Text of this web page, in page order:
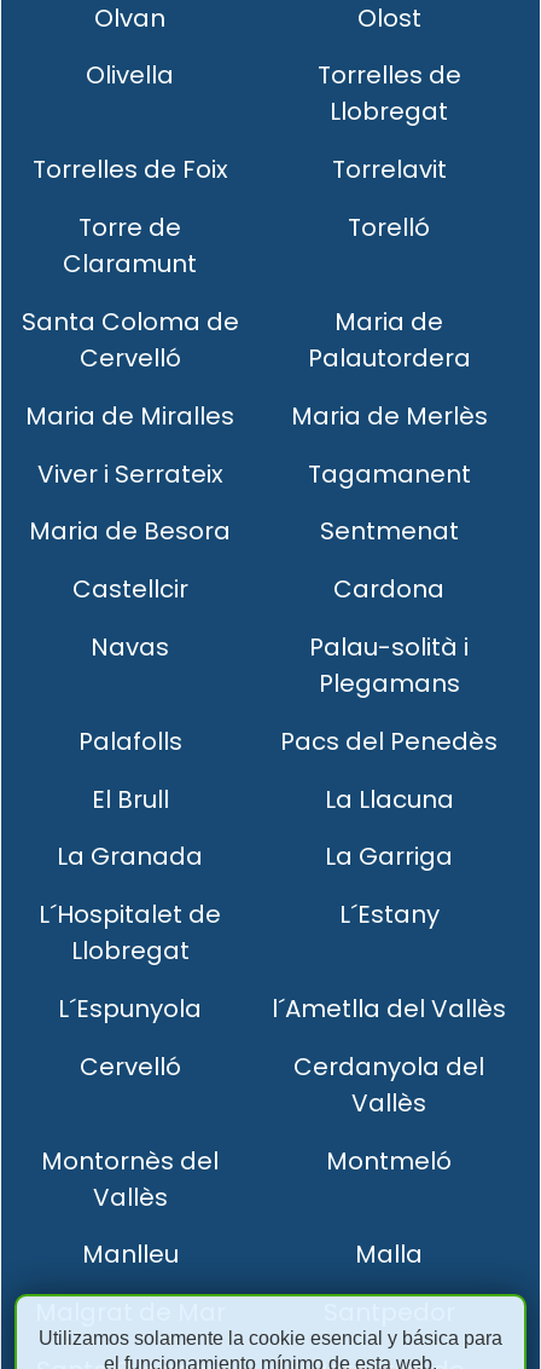
Olvan
Olost
Olivella
Torrelles de
Llobregat
Torrelles de Foix
Torrelavit
Torre de
Claramunt
Torelló
Santa Coloma de
Cervelló
Maria de
Palautordera
Maria de Miralles
Maria de Merlès
Viver i Serrateix
Tagamanent
Maria de Besora
Sentmenat
Castellcir
Cardona
Navas
Palau-solità i
Plegamans
Palafolls
Pacs del Penedès
El Brull
La Llacuna
La Granada
La Garriga
L´Hospitalet de
Llobregat
L´Estany
L´Espunyola
l´Ametlla del Vallès
Cervelló
Cerdanyola del
Vallès
Montornès del
Vallès
Montmeló
Manlleu
Malla
Utilizamos solamente la cookie esencial y básica para
el funcionamiento mínimo de esta web.